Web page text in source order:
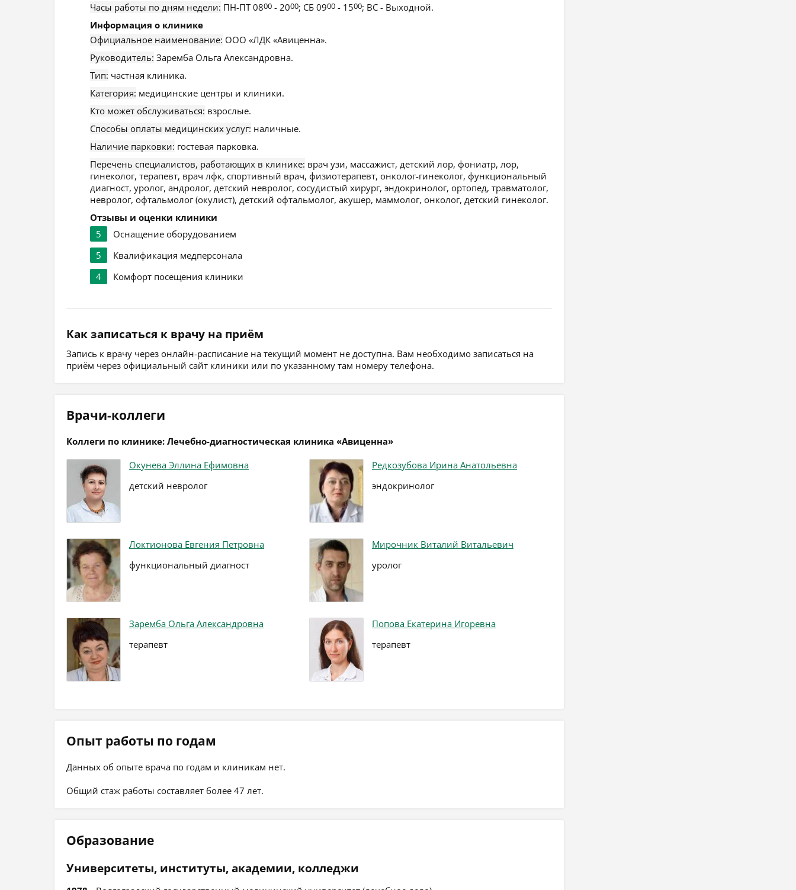
Часы работы по дням недели: ПН-ПТ 0800 - 2000; СБ 0900 - 1500; ВС - Выходной.
Информация о клинике
Официальное наименование: ООО «ЛДК «Авиценна».
Руководитель: Заремба Ольга Александровна.
Тип: частная клиника.
Категория: медицинские центры и клиники.
Кто может обслуживаться: взрослые.
Способы оплаты медицинских услуг: наличные.
Наличие парковки: гостевая парковка.
Перечень специалистов, работающих в клинике: врач узи, массажист, детский лор, фониатр, лор,
гинеколог, терапевт, врач лфк, спортивный врач, физиотерапевт, онколог-гинеколог, функциональный
диагност, уролог, андролог, детский невролог, сосудистый хирург, эндокринолог, ортопед, травматолог,
невролог, офтальмолог (окулист), детский офтальмолог, акушер, маммолог, онколог, детский гинеколог.
Отзывы и оценки клиники
5
Оснащение оборудованием
5
Квалификация медперсонала
4
Комфорт посещения клиники
Как записаться к врачу на приём
Запись к врачу через онлайн-расписание на текущий момент не доступна. Вам необходимо записаться на
приём через официальный сайт клиники или по указанному там номеру телефона.
Врачи-коллеги
Коллеги по клинике: Лечебно-диагностическая клиника «Авиценна»
Окунева Эллина Ефимовна
детский невролог
Редкозубова Ирина Анатольевна
эндокринолог
Локтионова Евгения Петровна
функциональный диагност
Мирочник Виталий Витальевич
уролог
Заремба Ольга Александровна
терапевт
Попова Екатерина Игоревна
терапевт
Опыт работы по годам
Данных об опыте врача по годам и клиникам нет.
Общий стаж работы составляет более 47 лет.
Образование
Университеты, институты, академии, колледжи